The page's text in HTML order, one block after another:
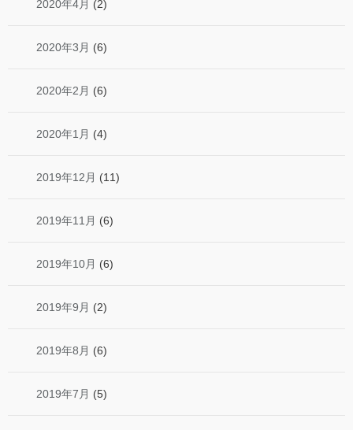
2020年4月 (2)
2020年3月 (6)
2020年2月 (6)
2020年1月 (4)
2019年12月 (11)
2019年11月 (6)
2019年10月 (6)
2019年9月 (2)
2019年8月 (6)
2019年7月 (5)